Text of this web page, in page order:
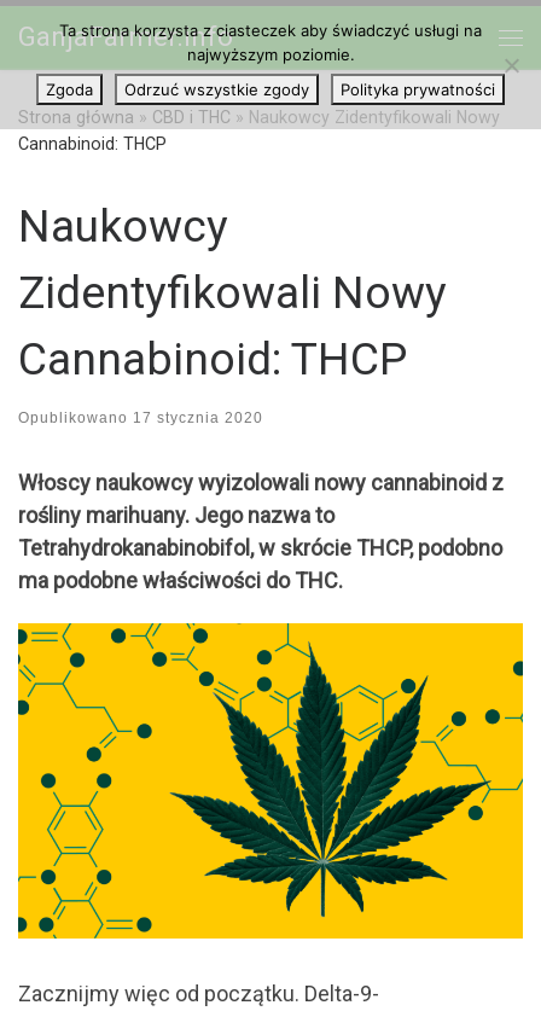
Przejdź do treści
GanjaFarmer.info
Strona główna » CBD i THC » Naukowcy Zidentyfikowali Nowy
Cannabinoid: THCP
Naukowcy
Zidentyfikowali Nowy
Cannabinoid: THCP
Opublikowano 17 stycznia 2020
Włoscy naukowcy wyizolowali nowy cannabinoid z
rośliny marihuany. Jego nazwa to
Tetrahydrokanabinobifol, w skrócie THCP, podobno
ma podobne właściwości do THC.
Zacznijmy więc od początku. Delta-9-
Ta strona korzysta z ciasteczek aby świadczyć usługi na
najwyższym poziomie.
Zgoda
Odrzuć wszystkie zgody Polityka prywatności